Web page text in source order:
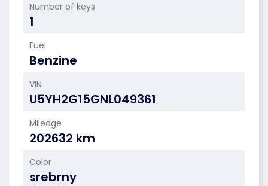
Number of keys
1
Fuel
Benzine
VIN
U5YH2G15GNL049361
Mileage
202632 km
Color
srebrny